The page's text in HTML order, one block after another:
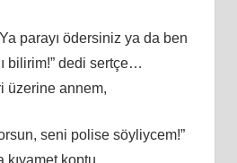
parayı ödersiniz ya da ben
bilirim!” dedi sertçe…
üzerine annem,
seni polise söyliycem!”
koptu.